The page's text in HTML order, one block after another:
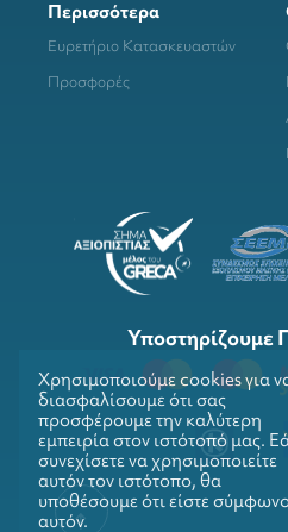
Περισσότερα
Ευρετήριο Κατασκευαστών
Προσφορές
Υποστηρίζουμε
Χρησιμοποιούμε cookies για
διασφαλίσουμε ότι σας
προσφέρουμε την καλύτερη
εμπειρία στον ιστότοπό μας.
συνεχίσετε να χρησιμοποιείτε
αυτόν τον ιστότοπο, θα
υποθέσουμε ότι είστε
αυτόν.